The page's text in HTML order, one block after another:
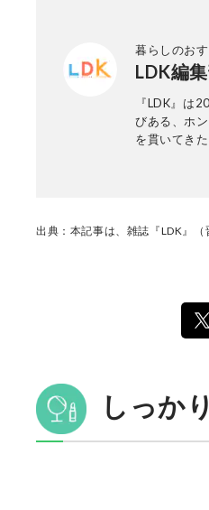
暮らしのお
LDK編
『LDK』は
びある、ホ
を貫いてき
なたにお届
出典：本記事は、雑誌『LDK』
しっか